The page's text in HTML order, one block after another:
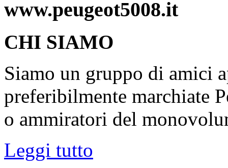
www.peugeot5008.it
CHI SIAMO
Siamo un gruppo di amici
preferibilmente marchiate
o ammiratori del
Leggi tutto